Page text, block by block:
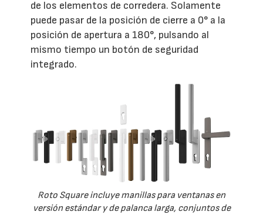
de los elementos de corredera. Solamente
puede pasar de la posición de cierre a 0° a la
posición de apertura a 180°, pulsando al
mismo tiempo un botón de seguridad
integrado.
Roto Square incluye manillas para ventanas en
versión estándar y de palanca larga, conjuntos de